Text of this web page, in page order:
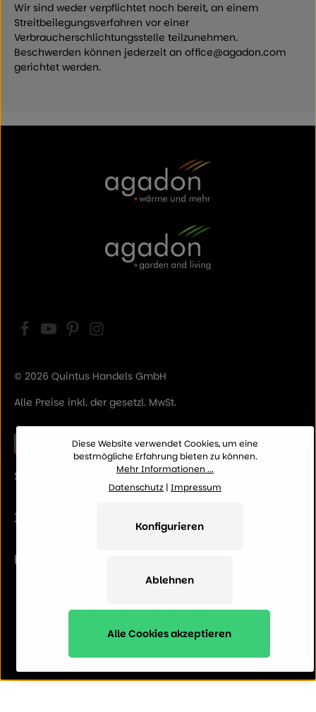
Wir sind weder verpflichtet noch bereit, an einem
Streitbeilegungsverfahren vor einer
Verbraucherschlichtungsstelle teilzunehmen.
Beschwerden können jederzeit an office@agadon.com
gerichtet werden.
© 2026 Quintus Handels GmbH
Alle Preise inkl. der gesetzl. MwSt.
Vertrag widerrufen
SERVICE
INFORMATION
KATEGORIEN
Diese Website verwendet Cookies, um eine
bestmögliche Erfahrung bieten zu können.
Mehr Informationen ...
Datenschutz | Impressum
Ablehnen
Konfigurieren
Alle Cookies akzeptieren